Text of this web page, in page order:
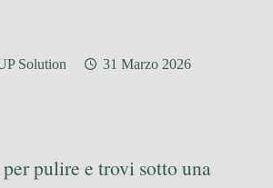
Solution 31 Marzo 2026
pulire e trovi sotto una